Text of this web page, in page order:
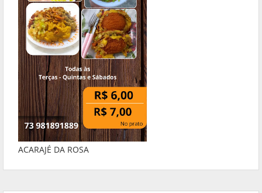
ACARAJÉ DA ROSA